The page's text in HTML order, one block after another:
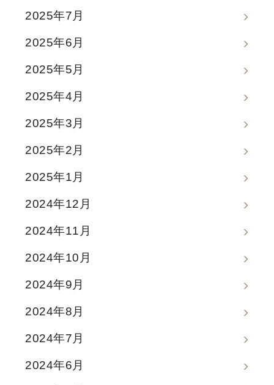
2025年7月
2025年6月
2025年5月
2025年4月
2025年3月
2025年2月
2025年1月
2024年12月
2024年11月
2024年10月
2024年9月
2024年8月
2024年7月
2024年6月